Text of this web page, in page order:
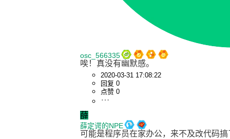
osc_566335
唉！真没有幽默感。
2020-03-31 17:08:22
回复 0
点赞 0
薛
薛定谔的NPE
可能是程序员在家办公，来不及改代码搞